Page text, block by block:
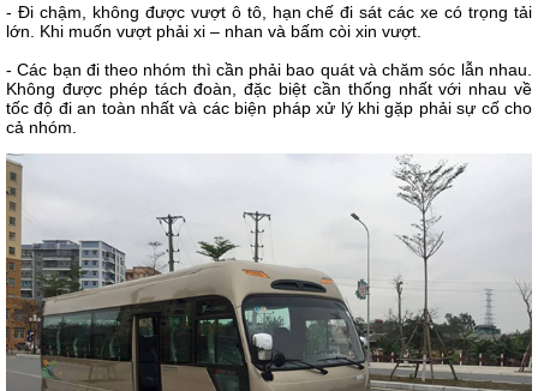
- Đi chậm, không được vượt ô tô, hạn chế đi sát các xe có trọng tải
lớn. Khi muốn vượt phải xi – nhan và bấm còi xin vượt.
- Các bạn đi theo nhóm thì cần phải bao quát và chăm sóc lẫn nhau.
Không được phép tách đoàn, đặc biệt cần thống nhất với nhau về
tốc độ đi an toàn nhất và các biện pháp xử lý khi gặp phải sự cố cho
cả nhóm.